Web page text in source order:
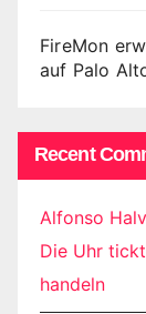
FireMon
auf Palo
Recent
Alfonso
Die Uhr
handeln